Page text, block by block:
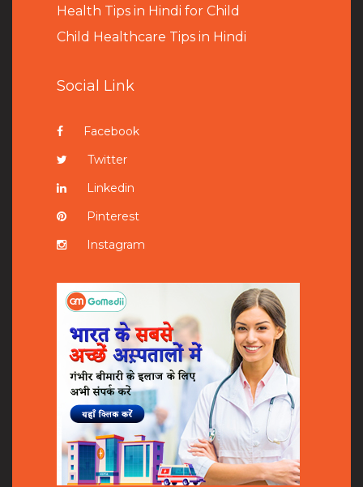
Health Tips in Hindi for Child
Child Healthcare Tips in Hindi
Social Link
Facebook
Twitter
Linkedin
Pinterest
Instagram